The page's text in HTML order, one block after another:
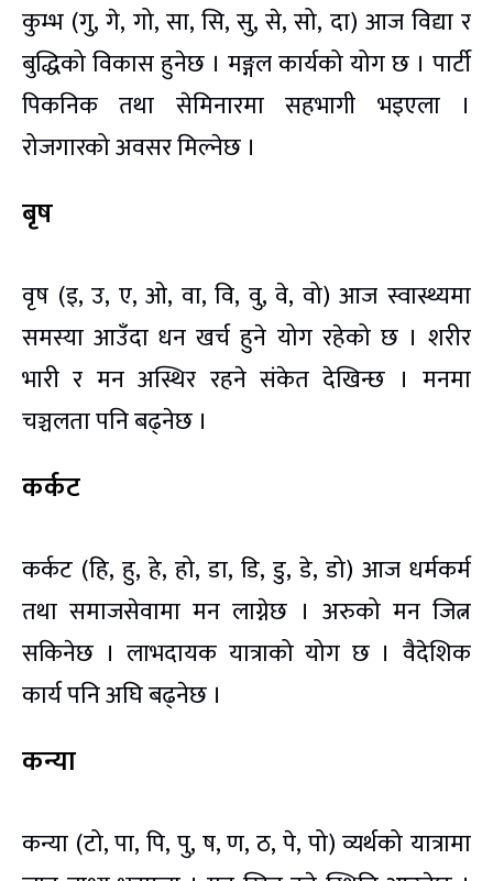
कुम्भ (गु, गे, गो, सा, सि, सु, से, सो, दा) आज विद्या र
बुद्धिको विकास हुनेछ । मङ्गल कार्यको योग छ । पार्टी
पिकनिक तथा सेमिनारमा सहभागी भइएला ।
रोजगारको अवसर मिल्नेछ ।
बृष
वृष (इ, उ, ए, ओ, वा, वि, वु, वे, वो) आज स्वास्थ्यमा
समस्या आउँदा धन खर्च हुने योग रहेको छ । शरीर
भारी र मन अस्थिर रहने संकेत देखिन्छ । मनमा
चञ्चलता पनि बढ्नेछ ।
कर्कट
कर्कट (हि, हु, हे, हो, डा, डि, डु, डे, डो) आज धर्मकर्म
तथा समाजसेवामा मन लाग्नेछ । अरुको मन जित्न
सकिनेछ । लाभदायक यात्राको योग छ । वैदेशिक
कार्य पनि अघि बढ्नेछ ।
कन्या
कन्या (टो, पा, पि, पु, ष, ण, ठ, पे, पो) व्यर्थको यात्रामा